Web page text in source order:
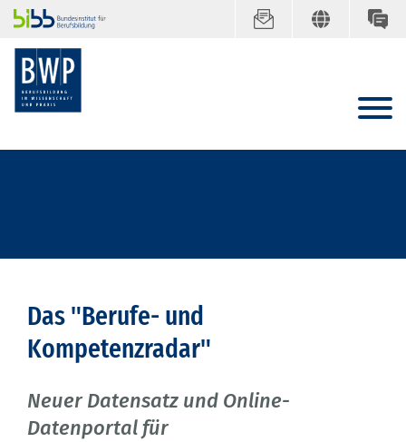
Das "Berufe- und
Kompetenzradar"
Neuer Datensatz und Online-
Datenportal für